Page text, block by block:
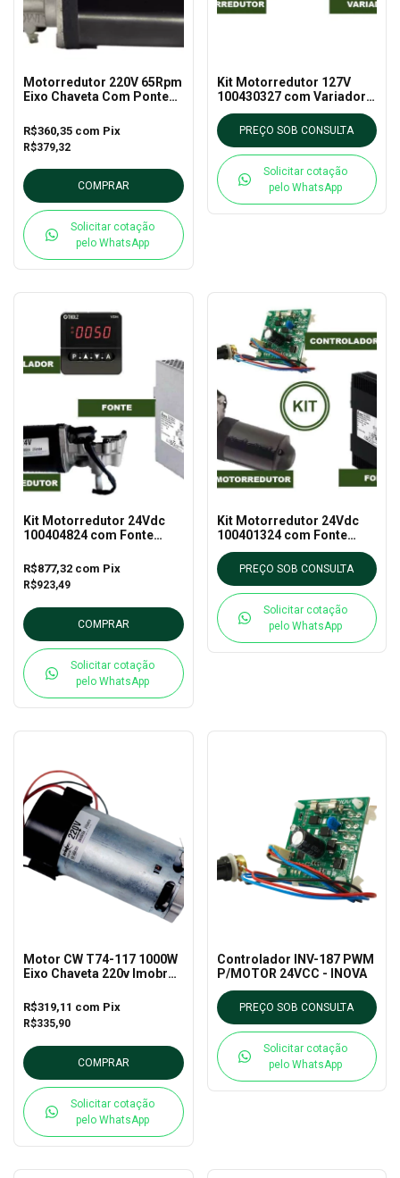
Motorredutor 220V 65Rpm
Eixo Chaveta Com Ponte
100430320
R$379,32
R$360,35 com Pix
COMPRAR
Solicitar cotação
pelo WhatsApp
Kit Motorredutor 127V
100430327 com Variador
110v DCH10
PREÇO SOB CONSULTA
Solicitar cotação
pelo WhatsApp
Kit Motorredutor 24Vdc
100404824 com Fonte
Controlador VDH1365R
R$923,49
R$877,32 com Pix
COMPRAR
Solicitar cotação
pelo WhatsApp
Kit Motorredutor 24Vdc
100401324 com Fonte
Chaveada Delta 24V e
Controlador INV-187
PREÇO SOB CONSULTA
Solicitar cotação
pelo WhatsApp
Motor CW T74-117 1000W
Eixo Chaveta 220v Imobras
R$335,90
R$319,11 com Pix
COMPRAR
Solicitar cotação
pelo WhatsApp
Controlador INV-187 PWM
P/MOTOR 24VCC - INOVA
PREÇO SOB CONSULTA
Solicitar cotação
pelo WhatsApp